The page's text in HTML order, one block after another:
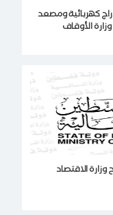
أدراج كهربائية ومصعد
الأوقاف
لصالح وزارة الاقتصاد